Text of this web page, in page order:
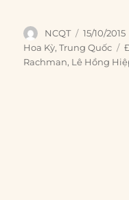
Author
NCQT
Posted
on
15/10/2015
Hoa Kỳ,Trung Quốc
Rachman, Lê Hồng